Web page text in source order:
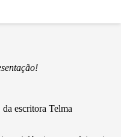
escritora Telma